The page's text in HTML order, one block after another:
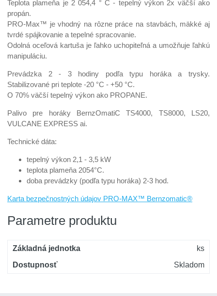
Teplota plameňa je 2 054,4 ° C - tepelný výkon 2x väčší ako
propán.
PRO-Max™ je vhodný na rôzne práce na stavbách, mäkké aj
tvrdé spájkovanie a tepelné spracovanie.
Odolná oceľová kartuša je ľahko uchopiteľná a umožňuje ľahkú
manipuláciu.
Prevádzka 2 - 3 hodiny podľa typu horáka a trysky.
Stabilizované pri teplote -20 °C - +50 °C.
O 70% väčší tepelný výkon ako PROPANE.
Palivo pre horáky BernzOmatiC TS4000, TS8000, LS20,
VULCANE EXPRESS ai.
Technické dáta:
tepelný výkon 2,1 - 3,5 kW
teplota plameňa 2054°C.
doba prevádzky (podľa typu horáka) 2-3 hod.
Karta bezpečnostných údajov PRO-MAX™ Bernzomatic®
Parametre produktu
Základná jednotka
ks
Dostupnosť
Skladom